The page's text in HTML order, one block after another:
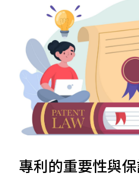
三大要件，更要熟悉申請流
解釋專利申請的條件、流程
專利的重要性與